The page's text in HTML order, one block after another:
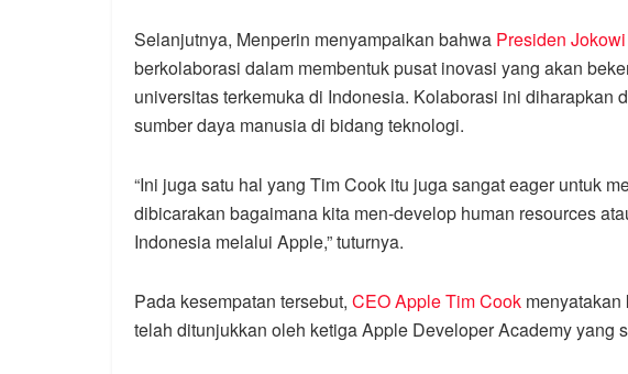
Selanjutnya, Menperin menyampaikan bahwa Presiden Jokowi
berkolaborasi dalam membentuk pusat inovasi yang akan
universitas terkemuka di Indonesia. Kolaborasi ini diharapkan
sumber daya manusia di bidang teknologi.
“Ini juga satu hal yang Tim Cook itu juga sangat eager untuk
dibicarakan bagaimana kita men-develop human resources
Indonesia melalui Apple,” tuturnya.
Pada kesempatan tersebut, CEO Apple Tim Cook
telah ditunjukkan oleh ketiga Apple Developer Academy yang